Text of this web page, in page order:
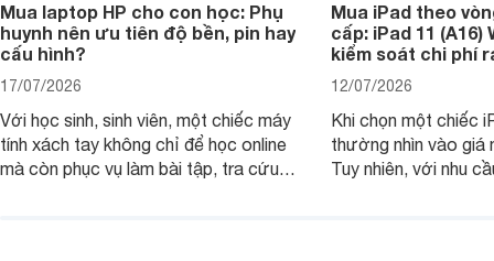
Mua laptop HP cho con học: Phụ
huynh nên ưu tiên độ bền, pin hay
cấu hình?
17/07/2026
Với học sinh, sinh viên, một chiếc máy
tính xách tay không chỉ để học online
mà còn phục vụ làm bài tập, tra cứu,
Mua iPad theo
cấp: iPad 11 (A16)
kiểm soát chi phí
12/07/2026
Khi chọn một chiếc
thường nhìn vào
Tuy nhiên, với nhu